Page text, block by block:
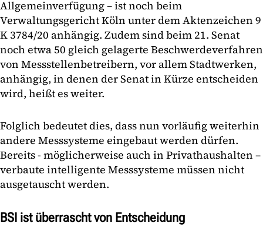
Allgemeinverfügung – ist noch beim
Verwaltungsgericht Köln unter dem Aktenzeichen 9
K 3784/20 anhängig. Zudem sind beim 21. Senat
noch etwa 50 gleich gelagerte Beschwerdeverfahren
von Messstellenbetreibern, vor allem Stadtwerken,
anhängig, in denen der Senat in Kürze entscheiden
wird, heißt es weiter.
Folglich bedeutet dies, dass nun vorläufig weiterhin
andere Messsysteme eingebaut werden dürfen.
Bereits - möglicherweise auch in Privathaushalten –
verbaute intelligente Messsysteme müssen nicht
ausgetauscht werden.
BSI ist überrascht von Entscheidung